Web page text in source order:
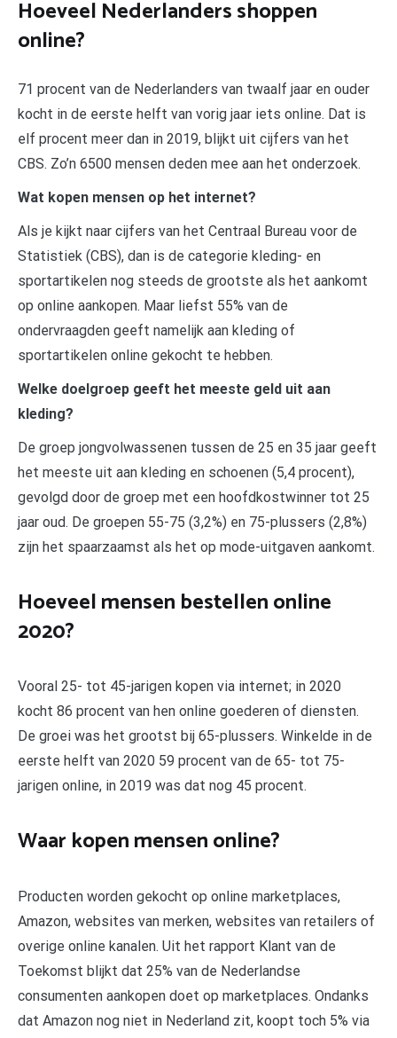
Hoeveel Nederlanders shoppen
online?
71 procent van de Nederlanders van twaalf jaar en ouder
kocht in de eerste helft van vorig jaar iets online. Dat is
elf procent meer dan in 2019, blijkt uit cijfers van het
CBS. Zo’n 6500 mensen deden mee aan het onderzoek.
Wat kopen mensen op het internet?
Als je kijkt naar cijfers van het Centraal Bureau voor de
Statistiek (CBS), dan is de categorie kleding- en
sportartikelen nog steeds de grootste als het aankomt
op online aankopen. Maar liefst 55% van de
ondervraagden geeft namelijk aan kleding of
sportartikelen online gekocht te hebben.
Welke doelgroep geeft het meeste geld uit aan
kleding?
De groep jongvolwassenen tussen de 25 en 35 jaar geeft
het meeste uit aan kleding en schoenen (5,4 procent),
gevolgd door de groep met een hoofdkostwinner tot 25
jaar oud. De groepen 55-75 (3,2%) en 75-plussers (2,8%)
zijn het spaarzaamst als het op mode-uitgaven aankomt.
Hoeveel mensen bestellen online
2020?
Vooral 25- tot 45-jarigen kopen via internet; in 2020
kocht 86 procent van hen online goederen of diensten.
De groei was het grootst bij 65-plussers. Winkelde in de
eerste helft van 2020 59 procent van de 65- tot 75-
jarigen online, in 2019 was dat nog 45 procent.
Waar kopen mensen online?
Producten worden gekocht op online marketplaces,
Amazon, websites van merken, websites van retailers of
overige online kanalen. Uit het rapport Klant van de
Toekomst blijkt dat 25% van de Nederlandse
consumenten aankopen doet op marketplaces. Ondanks
dat Amazon nog niet in Nederland zit, koopt toch 5% via